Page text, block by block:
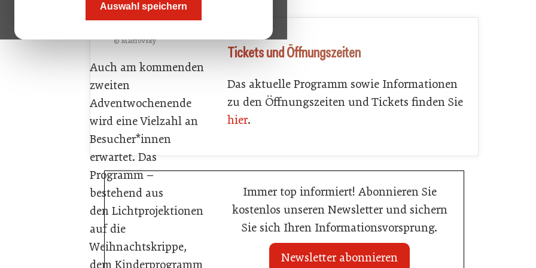
Auswahl speichern
© Maltrovsky
Auch am kommenden
zweiten
Adventwochenende
wird eine Vielzahl an
Besucher*innen
erwartet. Das
Programm –
bestehend aus
den Lichtprojektionen
auf die
Weihnachtskrippe,
dem Kinderprogramm
Tickets und Öffnungszeiten
Das aktuelle Programm sowie Informationen
zu den Öffnungszeiten und Tickets finden Sie
hier.
Immer top informiert! Abonnieren Sie
kostenlos unseren Newsletter und sichern
Sie sich Ihren Informationsvorsprung.
Newsletter abonnieren